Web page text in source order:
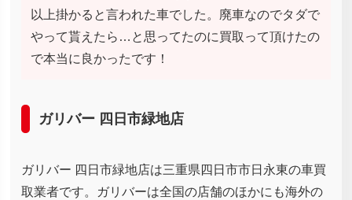
以上掛かると言われた車でした。廃車なのでタダで
やって貰えたら…と思ってたのに買取って頂けたの
で本当に良かったです！
ガリバー 四日市緑地店
ガリバー 四日市緑地店は三重県四日市市日永東の車買
取業者です。ガリバーは全国の店舗のほかにも海外の